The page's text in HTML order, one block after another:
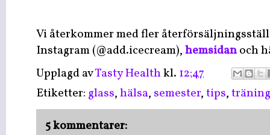
Vi återkommer med fler
Instagram (@add.icecream),hemsidanoch
Upplagd avTasty Healthkl. 12:47
Etiketter: glass,hälsa, semester,tips,träning
5 kommentarer: